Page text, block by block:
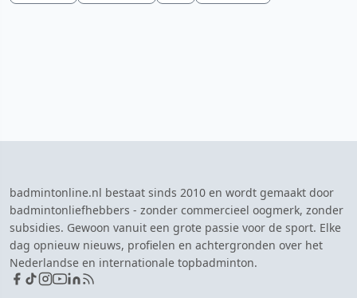
badmintonline.nl bestaat sinds 2010 en wordt gemaakt door
badmintonliefhebbers - zonder commercieel oogmerk, zonder
subsidies. Gewoon vanuit een grote passie voor de sport. Elke
dag opnieuw nieuws, profielen en achtergronden over het
Nederlandse en internationale topbadminton.